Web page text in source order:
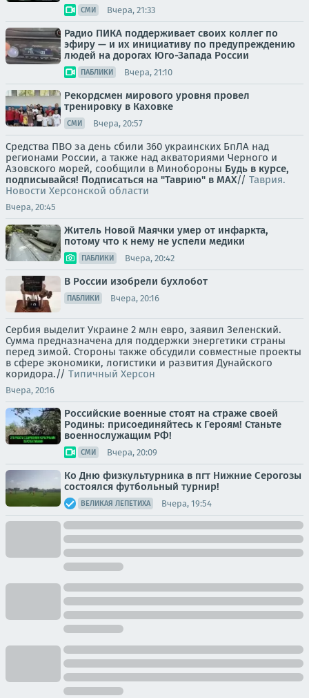
СМИ Вчера, 21:33
Радио ПИКА поддерживает своих коллег по
эфиру — и их инициативу по предупреждению
людей на дорогах Юго-Запада России
ПАБЛИКИ Вчера, 21:10
Рекордсмен мирового уровня провел
тренировку в Каховке
СМИ Вчера, 20:57
Средства ПВО за день сбили 360 украинских БпЛА над
регионами России, а также над акваториями Черного и
Азовского морей, сообщили в Минобороны Будь в курсе,
подписывайся! Подписаться на "Таврию" в MAX// Таврия.
Новости Херсонской области
Вчера, 20:45
Житель Новой Маячки умер от инфаркта,
потому что к нему не успели медики
ПАБЛИКИ Вчера, 20:42
В России изобрели бухлобот
ПАБЛИКИ Вчера, 20:16
Сербия выделит Украине 2 млн евро, заявил Зеленский.
Сумма предназначена для поддержки энергетики страны
перед зимой. Стороны также обсудили совместные проекты
в сфере экономики, логистики и развития Дунайского
коридора.// Типичный Херсон
Вчера, 20:16
Российские военные стоят на страже своей
Родины: присоединяйтесь к Героям! Станьте
военнослужащим РФ!
СМИ Вчера, 20:09
Ко Дню физкультурника в пгт Нижние Серогозы
состоялся футбольный турнир!
ВЕЛИКАЯ ЛЕПЕТИХА Вчера, 19:54